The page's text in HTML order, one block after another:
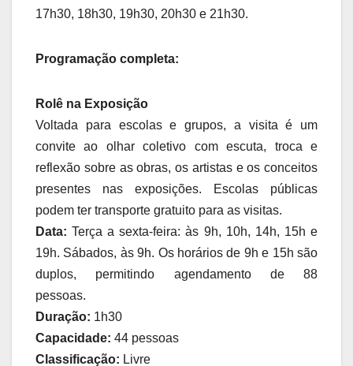
17h30, 18h30, 19h30, 20h30 e 21h30.
Programação completa:
Rolê na Exposição
Voltada para escolas e grupos, a visita é um
convite ao olhar coletivo com escuta, troca e
reflexão sobre as obras, os artistas e os conceitos
presentes nas exposições. Escolas públicas
podem ter transporte gratuito para as visitas.
Data: Terça a sexta-feira: às 9h, 10h, 14h, 15h e
19h. Sábados, às 9h. Os horários de 9h e 15h são
duplos, permitindo agendamento de 88
pessoas.
Duração: 1h30
Capacidade: 44 pessoas
Classificação: Livre